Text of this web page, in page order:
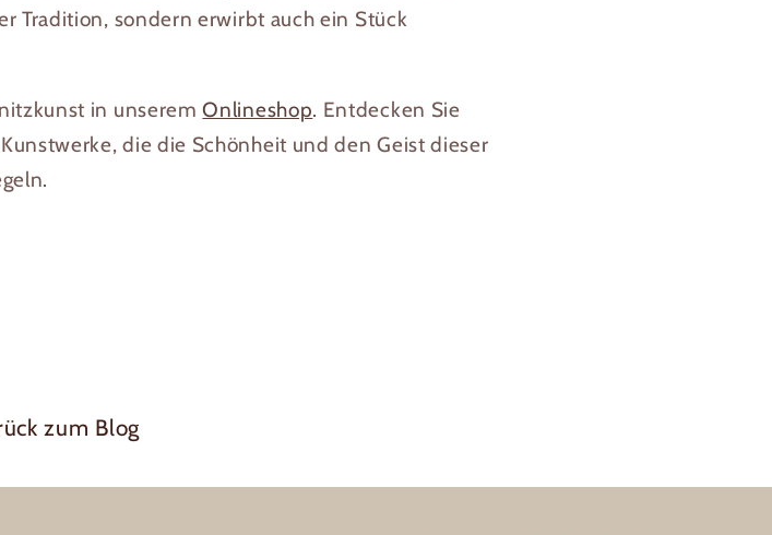
Tradition, sondern erwirbt auch ein Stück
in unseremOnlineshop. Entdecken Sie
die die Schönheit und den Geist dieser
zum Blog